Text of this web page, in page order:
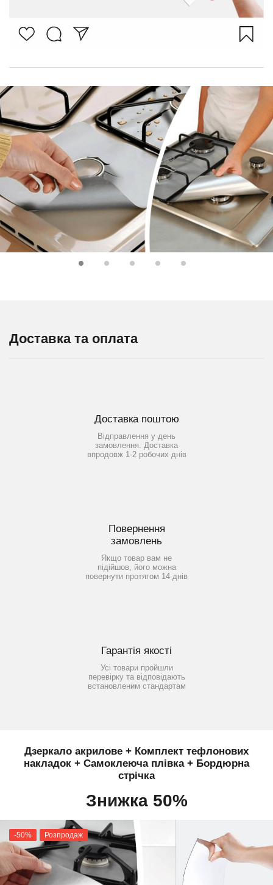
Доставка та оплата
Доставка поштою
Відправлення у день
замовлення. Доставка
впродовж 1-2 робочих днів
Повернення
замовлень
Якщо товар вам не
підійшов, його можна
повернути протягом 14 днів
Гарантія якості
Усі товари пройшли
перевірку та відповідають
встановленим стандартам
Дзеркало акрилове + Комплект тефлонових
накладок + Самоклеюча плівка + Бордюрна
стрічка
Знижка 50%
-50% Розпродаж